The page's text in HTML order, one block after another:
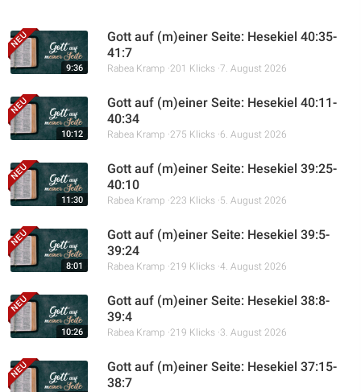
9:36
Gott auf (m)einer Seite: Hesekiel 40:35-
41:7
Rabea Kramp 201 Klicks 7. August 2026
10:12
Gott auf (m)einer Seite: Hesekiel 40:11-
40:34
Rabea Kramp 275 Klicks 6. August 2026
11:30
Gott auf (m)einer Seite: Hesekiel 39:25-
40:10
Rabea Kramp 223 Klicks 5. August 2026
8:01
Gott auf (m)einer Seite: Hesekiel 39:5-
39:24
Rabea Kramp 219 Klicks 4. August 2026
10:26
Gott auf (m)einer Seite: Hesekiel 38:8-
39:4
Rabea Kramp 219 Klicks 3. August 2026
Gott auf (m)einer Seite: Hesekiel 37:15-
38:7